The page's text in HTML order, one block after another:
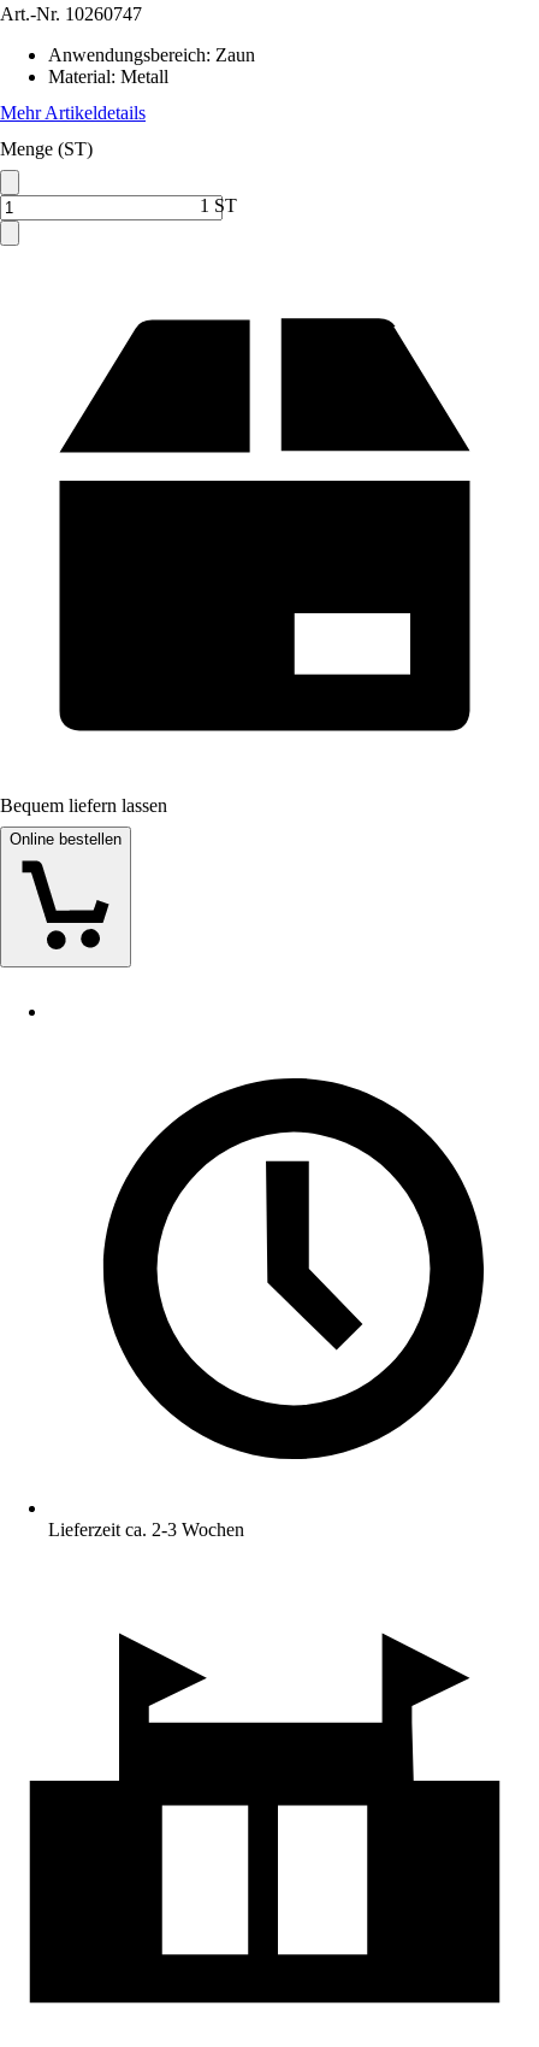
Art.-Nr. 10260747
Anwendungsbereich: Zaun
Material: Metall
Mehr Artikeldetails
Menge (ST)
1 ST
Bequem liefern lassen
Online bestellen
Lieferzeit ca. 2-3 Wochen